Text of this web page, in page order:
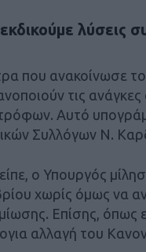
λύσεις
που ανακοίνωσε
τις
Αυτό
Συλλόγων Ν.
ο Υπουργός
χωρίς όμως να
Επίσης, όπως
αλλαγή του